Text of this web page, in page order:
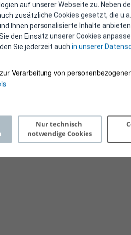
auf unserer Webseite zu. Neben
zusätzliche Cookies gesetzt, die
Ihnen personalisierte Inhalte
den Einsatz unserer Cookies
Sie jederzeit auch in unserer
Verarbeitung von
Nur technisch
notwendige Cookies